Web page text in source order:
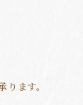
ります。